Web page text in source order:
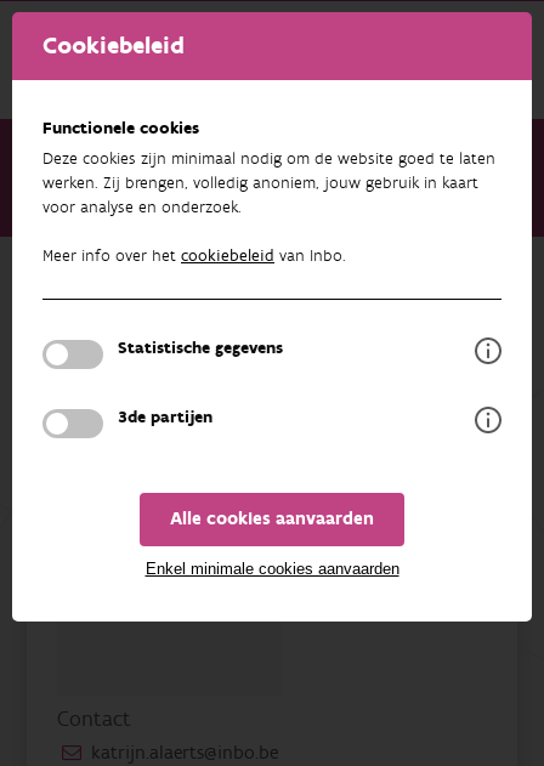
Cookiebeleid
Functionele cookies
Deze cookies zijn minimaal nodig om de website goed te laten
werken. Zij brengen, volledig anoniem, jouw gebruik in kaart
voor analyse en onderzoek.
Meer info over het cookiebeleid van Inbo.
Statistische gegevens
3de partijen
Alle cookies aanvaarden
Enkel minimale cookies aanvaarden
Over ons Medewerkers
Contact
katrijn.alaerts@inbo.be